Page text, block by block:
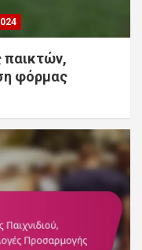
παικτών,
φόρμας